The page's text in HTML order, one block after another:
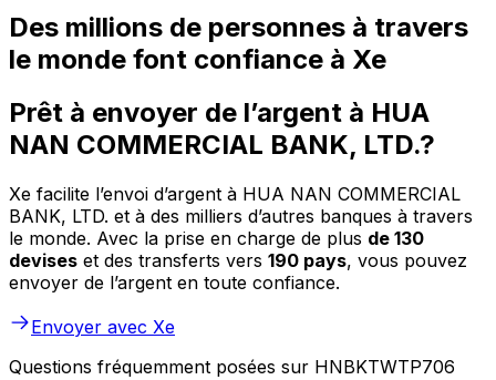
Des millions de personnes à travers
le monde font confiance à Xe
Prêt à envoyer de l’argent à HUA
NAN COMMERCIAL BANK, LTD.?
Xe facilite l’envoi d’argent à HUA NAN COMMERCIAL
BANK, LTD. et à des milliers d’autres banques à travers
le monde. Avec la prise en charge de plus de 130
devises et des transferts vers 190 pays, vous pouvez
envoyer de l’argent en toute confiance.
Envoyer avec Xe
Questions fréquemment posées sur HNBKTWTP706